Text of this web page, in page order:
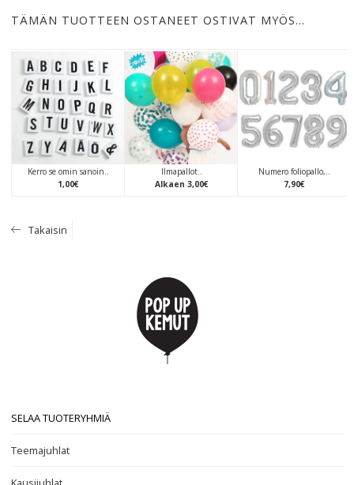
TÄMÄN TUOTTEEN OSTANEET OSTIVAT MYÖS…
Kerro se omin sanoin..
1,00€
Ilmapallot..
Alkaen 3,00€
Numero foliopallo,..
7,90€
Takaisin
SELAA TUOTERYHMIÄ
Teemajuhlat